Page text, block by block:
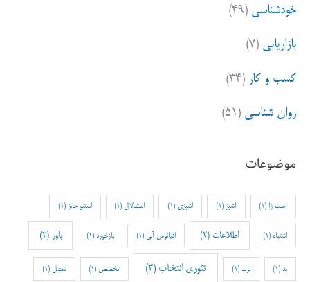
خودشناسی (۴۹)
بازاریابی (۷)
کسب و کار (۳۴)
روان شناسی (۵۱)
موضوعات
آسب زا (1) آشپز (1) آشپزی (1) استدلال (1) استیو جابز (1)
اشتباه (1) اطلاعات (2) اقیانوس آبی (1) بازخورد (1) باور (2)
بد(1) برند (1) تئوری انتخاب (3) تخصص (1) تمثیل (1)